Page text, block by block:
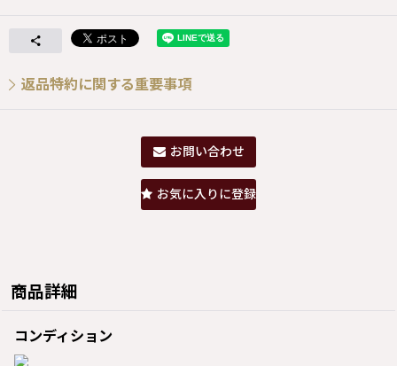
返品特約に関する重要事項
お問い合わせ
お気に入りに登録
商品詳細
コンディション